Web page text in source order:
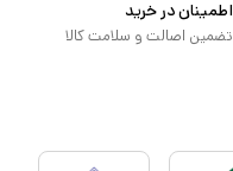
اطمینان در خرید
تضمین اصالت و سلامت کالا